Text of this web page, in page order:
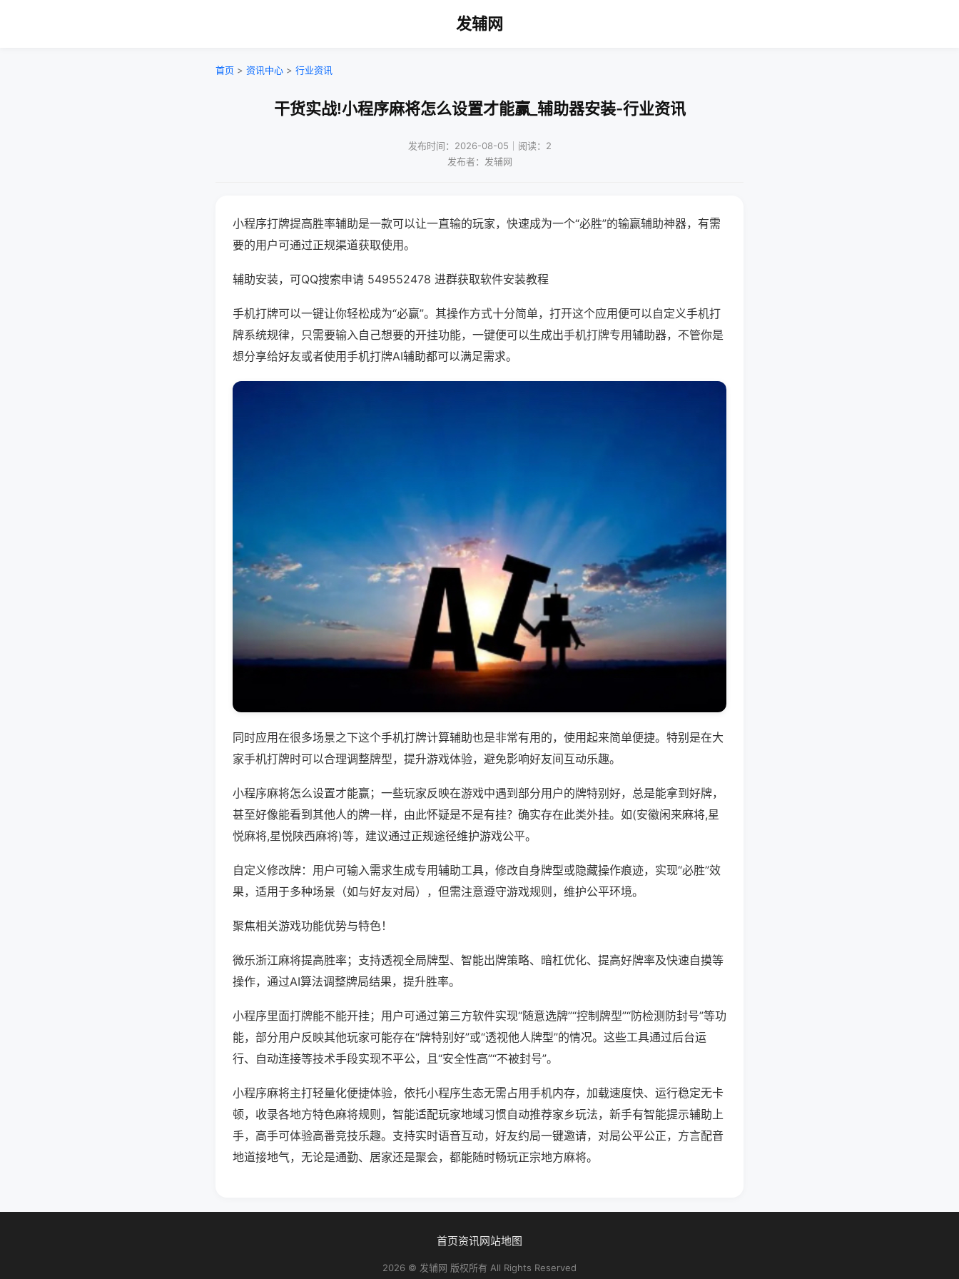
发辅网
首页 > 资讯中心 > 行业资讯
干货实战!小程序麻将怎么设置才能赢_辅助器安装-行业资讯
发布时间：2026-08-05｜阅读：2
发布者：发辅网
小程序打牌提高胜率辅助是一款可以让一直输的玩家，快速成为一个“必胜”的输赢辅助神器，有需
要的用户可通过正规渠道获取使用。
辅助安装，可QQ搜索申请 549552478 进群获取软件安装教程
手机打牌可以一键让你轻松成为“必赢”。其操作方式十分简单，打开这个应用便可以自定义手机打
牌系统规律，只需要输入自己想要的开挂功能，一键便可以生成出手机打牌专用辅助器，不管你是
想分享给好友或者使用手机打牌AI辅助都可以满足需求。
同时应用在很多场景之下这个手机打牌计算辅助也是非常有用的，使用起来简单便捷。特别是在大
家手机打牌时可以合理调整牌型，提升游戏体验，避免影响好友间互动乐趣。
小程序麻将怎么设置才能赢；一些玩家反映在游戏中遇到部分用户的牌特别好，总是能拿到好牌，
甚至好像能看到其他人的牌一样，由此怀疑是不是有挂？确实存在此类外挂。如(安徽闲来麻将,星
悦麻将,星悦陕西麻将)等，建议通过正规途径维护游戏公平。
自定义修改牌：用户可输入需求生成专用辅助工具，修改自身牌型或隐藏操作痕迹，实现“必胜”效
果，适用于多种场景（如与好友对局），但需注意遵守游戏规则，维护公平环境。
聚焦相关游戏功能优势与特色！
微乐浙江麻将提高胜率；支持透视全局牌型、智能出牌策略、暗杠优化、提高好牌率及快速自摸等
操作，通过AI算法调整牌局结果，提升胜率。
小程序里面打牌能不能开挂；用户可通过第三方软件实现“随意选牌”“控制牌型”“防检测防封号”等功
能，部分用户反映其他玩家可能存在“牌特别好”或“透视他人牌型”的情况。这些工具通过后台运
行、自动连接等技术手段实现不平公，且“安全性高”“不被封号”。
小程序麻将主打轻量化便捷体验，依托小程序生态无需占用手机内存，加载速度快、运行稳定无卡
顿，收录各地方特色麻将规则，智能适配玩家地域习惯自动推荐家乡玩法，新手有智能提示辅助上
手，高手可体验高番竞技乐趣。支持实时语音互动，好友约局一键邀请，对局公平公正，方言配音
地道接地气，无论是通勤、居家还是聚会，都能随时畅玩正宗地方麻将。
首页资讯网站地图
2026 © 发辅网 版权所有 All Rights Reserved